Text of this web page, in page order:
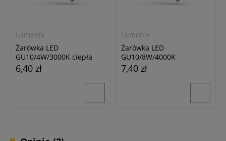
Lumenix
Żarówka LED
GU10/4W/3000K ciepła
biała
6,40 zł
Lumenix
Żarówka LED
GU10/8W/4000K
neutralna biała
7,40 zł